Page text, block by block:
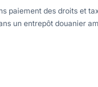
paiement des droits et
un entrepôt douanier